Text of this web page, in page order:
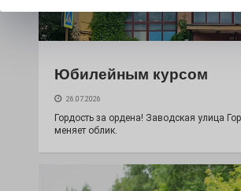
Юбилейным курсом
26.07.2026
Гордость за ордена! Заводская улица
меняет облик.